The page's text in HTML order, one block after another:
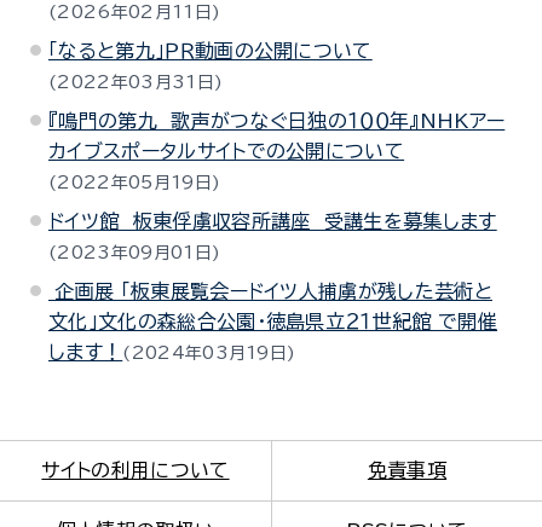
2026年02月11日
「なると第九」ＰＲ動画の公開について
2022年03月31日
『鳴門の第九 歌声がつなぐ日独の１００年』NHKアー
カイブスポータルサイトでの公開について
2022年05月19日
ドイツ館 板東俘虜収容所講座 受講生を募集します
2023年09月01日
企画展 「板東展覧会ードイツ人捕虜が残した芸術と
文化」文化の森総合公園・徳島県立２１世紀館 で開催
します！
2024年03月19日
サイトの利用について 免責事項